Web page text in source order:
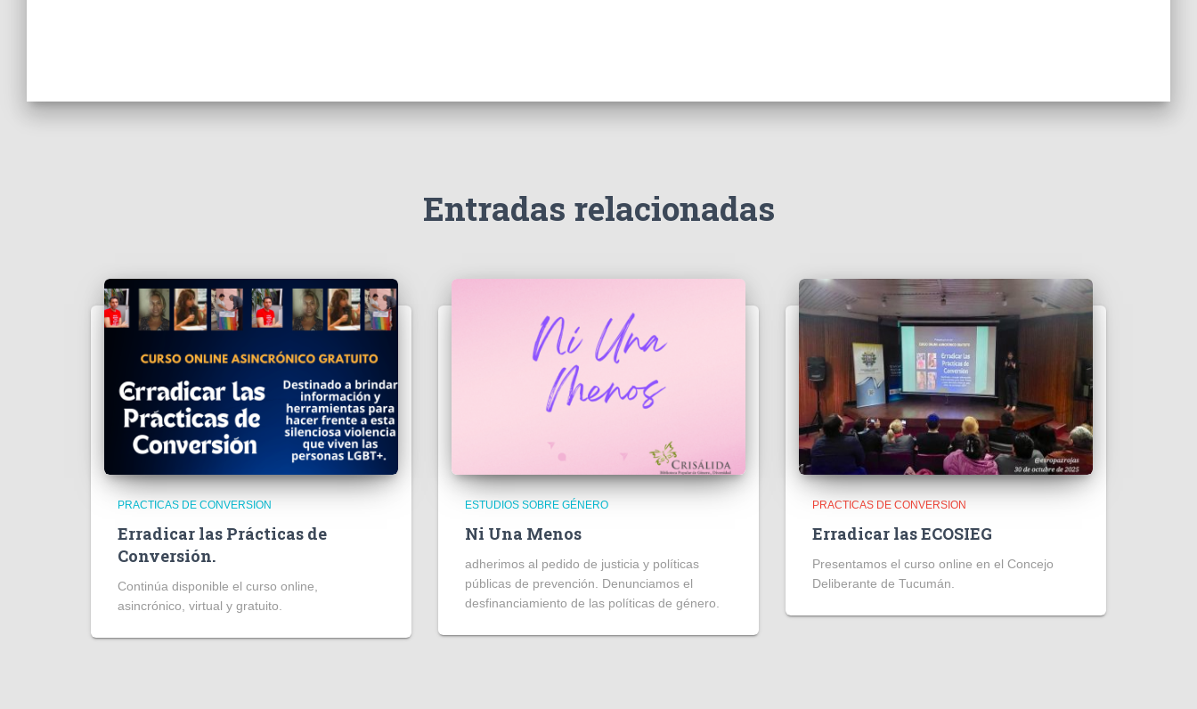
Entradas relacionadas
PRACTICAS DE CONVERSION
Erradicar las Prácticas de
Conversión.
Continúa disponible el curso online,
asincrónico, virtual y gratuito.
ESTUDIOS SOBRE GÉNERO
Ni Una Menos
adherimos al pedido de justicia y políticas
públicas de prevención. Denunciamos el
desfinanciamiento de las políticas de género.
PRACTICAS DE CONVERSION
Erradicar las ECOSIEG
Presentamos el curso online en el Concejo
Deliberante de Tucumán.